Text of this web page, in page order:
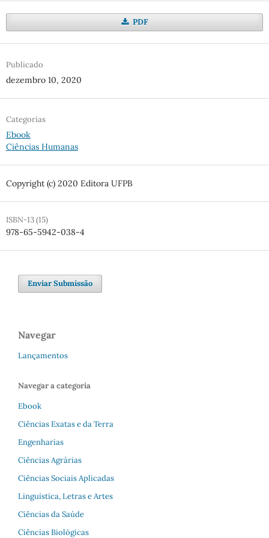
PDF
Publicado
dezembro 10, 2020
Categorias
Ebook
Ciências Humanas
Copyright (c) 2020 Editora UFPB
ISBN-13 (15)
978-65-5942-038-4
Enviar Submissão
Navegar
Lançamentos
Navegar a categoria
Ebook
Ciências Exatas e da Terra
Engenharias
Ciências Agrárias
Ciências Sociais Aplicadas
Linguística, Letras e Artes
Ciências da Saúde
Ciências Biológicas